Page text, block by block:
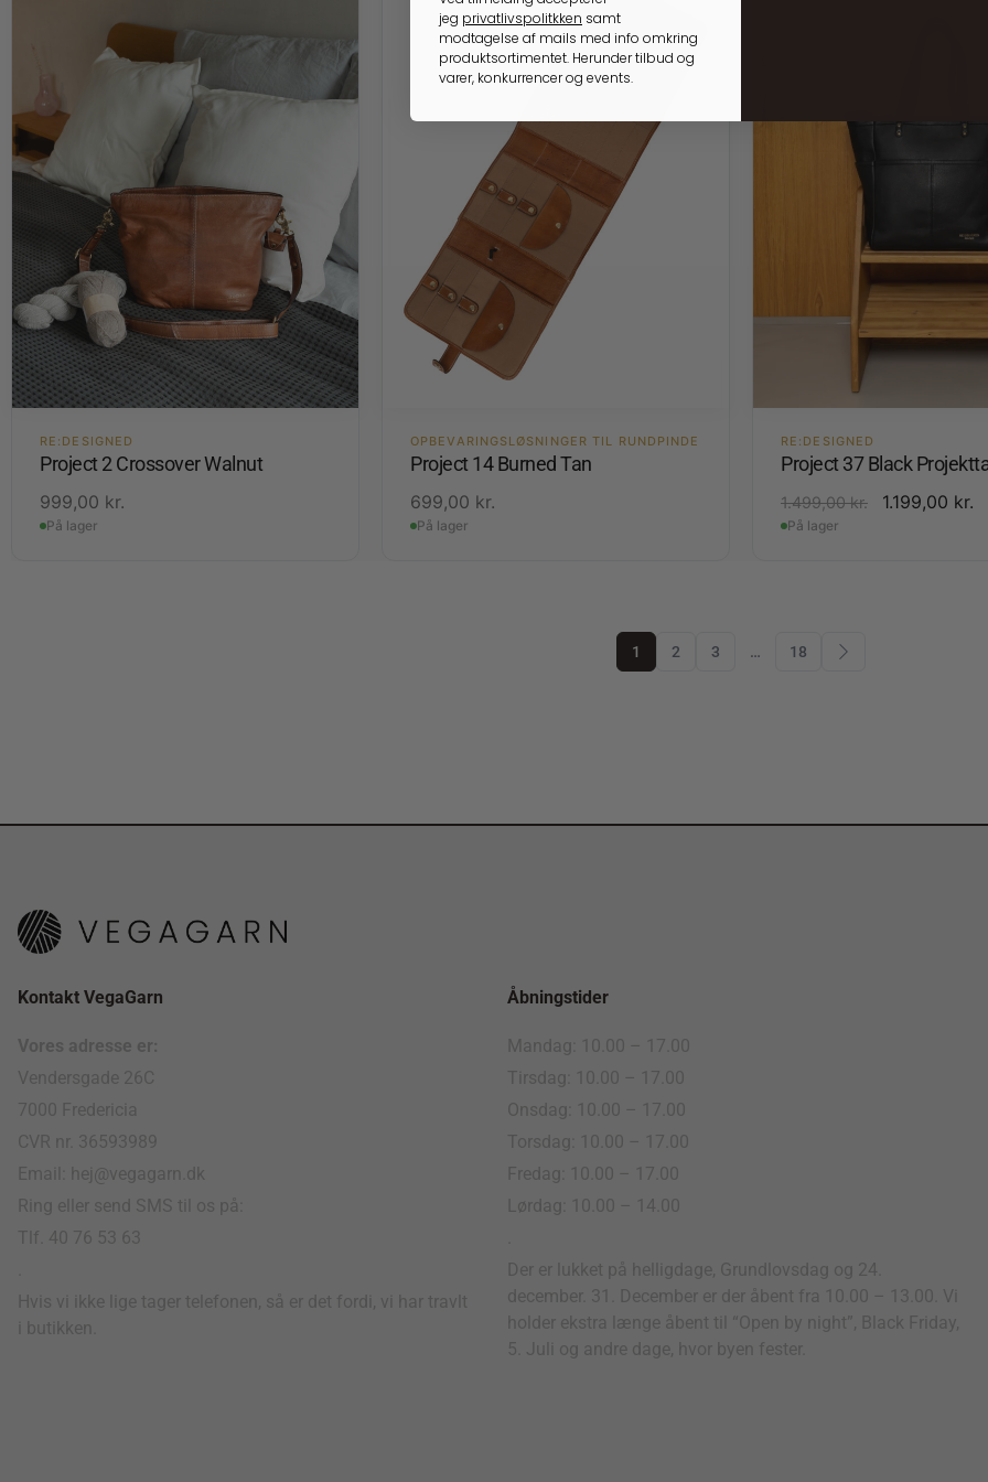
RE:DESIGNED
Project 2 Crossover Walnut
999,00 kr.
På lager
OPBEVARINGSLØSNINGER TIL RUNDPINDE
Project 14 Burned Tan
699,00 kr.
På lager
RE:DESIGNED
Project 37 Black
1.499,00kr. 1.199,00 kr.
På lager
1 2 3 … 18
Kontakt VegaGarn
Vores adresse er:
Vendersgade 26C
7000 Fredericia
CVR nr. 36593989
Email: hej@vegagarn.dk
Ring eller send SMS til os på:
Tlf. 40 76 53 63
Hvis vi ikke lige tager telefonen, så er det fordi, vi har travlt
i butikken.
Åbningstider
Mandag: 10.00 – 17.00
Tirsdag: 10.00 – 17.00
Onsdag: 10.00 – 17.00
Torsdag: 10.00 – 17.00
Fredag: 10.00 – 17.00
Lørdag: 10.00 – 14.00
Der er lukket på helligdage, Grundlovsdag og 24.
december. 31. December er der åbent fra 10.00 – 13.00. Vi
holder ekstra længe åbent til “Open by night”, Black Friday,
5. Juli og andre dage, hvor byen fester.
jeg privatlivspolitkken samt
modtagelse af mails med info omkring
produktsortimentet. Herunder tilbud og
varer, konkurrencer og events.